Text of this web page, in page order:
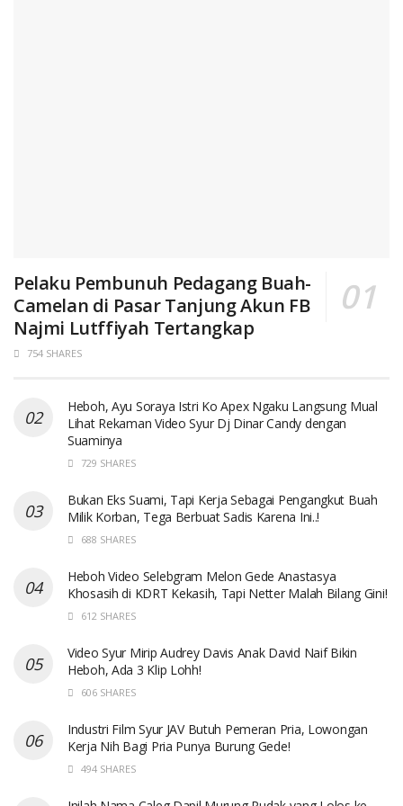
Pelaku Pembunuh Pedagang Buah-
Camelan di Pasar Tanjung Akun FB
Najmi Lutffiyah Tertangkap
754 SHARES
Heboh, Ayu Soraya Istri Ko Apex Ngaku Langsung Mual
Lihat Rekaman Video Syur Dj Dinar Candy dengan
Suaminya
729 SHARES
Bukan Eks Suami, Tapi Kerja Sebagai Pengangkut Buah
Milik Korban, Tega Berbuat Sadis Karena Ini..!
688 SHARES
Heboh Video Selebgram Melon Gede Anastasya
Khosasih di KDRT Kekasih, Tapi Netter Malah Bilang Gini!
612 SHARES
Video Syur Mirip Audrey Davis Anak David Naif Bikin
Heboh, Ada 3 Klip Lohh!
606 SHARES
Industri Film Syur JAV Butuh Pemeran Pria, Lowongan
Kerja Nih Bagi Pria Punya Burung Gede!
494 SHARES